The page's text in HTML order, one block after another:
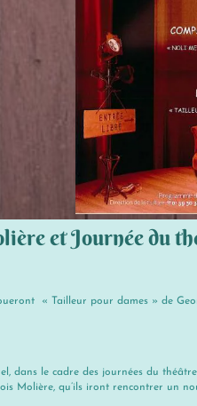
et Journée du
« Tailleur pour dames » de
dans le cadre des journées du
Molière, qu’ils iront rencontrer un